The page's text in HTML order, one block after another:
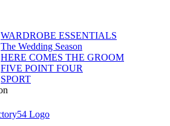
WARDROBE ESSENTIALS
The Wedding Season
HERE COMES THE GROOM
FIVE POINT FOUR
SPORT